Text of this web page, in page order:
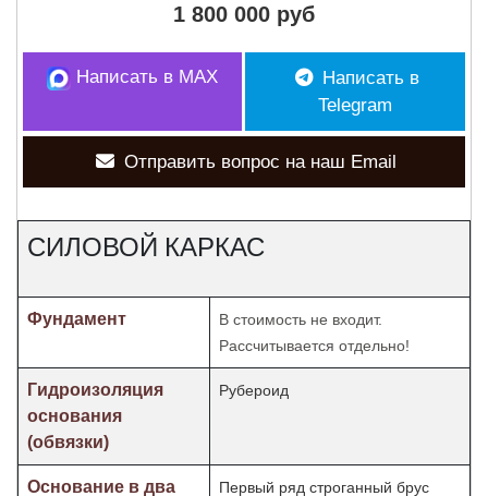
1 800 000 руб
Написать в MAX
Написать в
Telegram
Отправить вопрос на наш Email
СИЛОВОЙ КАРКАС
Фундамент
В стоимость не входит.
Рассчитывается отдельно!
Гидроизоляция
основания
(обвязки)
Рубероид
Основание в два Первый ряд строганный брус